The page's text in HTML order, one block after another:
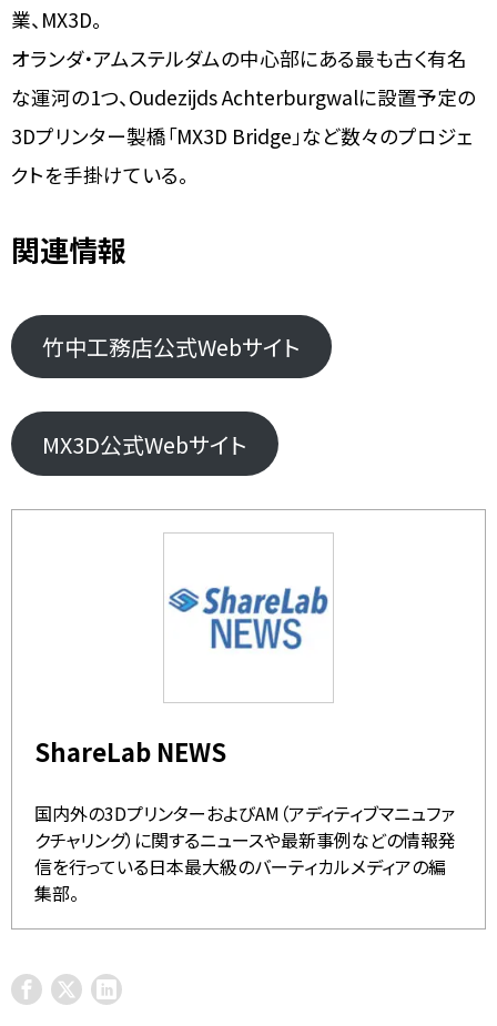
業、MX3D。
オランダ・アムステルダムの中心部にある最も古く有名
な運河の1つ、Oudezijds Achterburgwalに設置予定の
3Dプリンター製橋「MX3D Bridge」など数々のプロジェ
クトを手掛けている。
関連情報
竹中工務店公式Webサイト
MX3D公式Webサイト
ShareLab NEWS
国内外の3DプリンターおよびAM（アディティブマニュファ
クチャリング）に関するニュースや最新事例などの情報発
信を行っている日本最大級のバーティカルメディアの編
集部。